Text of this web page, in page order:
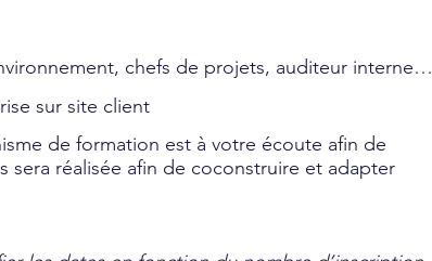
chefs de projets, auditeur interne…
sur site client
de formation est à votre écoute afin de
sera réalisée afin de coconstruire et adapter